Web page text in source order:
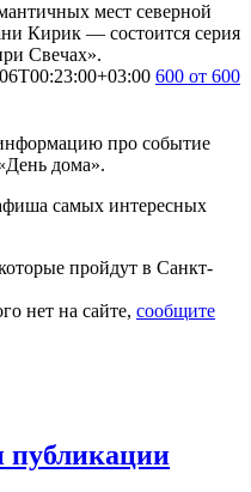
мест северной
Кирик — состоится серия
Свечах».
600 от 600
про событие
дома».
самых интересных
пройдут в Санкт-
нет на сайте, сообщите
публикации